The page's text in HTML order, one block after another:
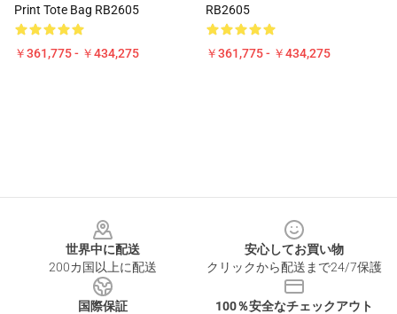
Print Tote Bag RB2605
￥361,775 - ￥434,275
RB2605
￥361,775 - ￥434,275
世界中に配送
200カ国以上に配送
安心してお買い物
クリックから配送まで24/7保護
国際保証
100％安全なチェックアウト